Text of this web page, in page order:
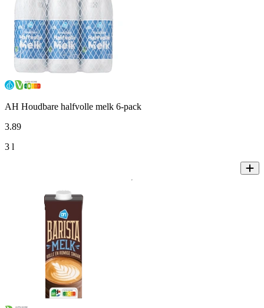
AH Houdbare halfvolle melk 6-pack
3.89
3 l